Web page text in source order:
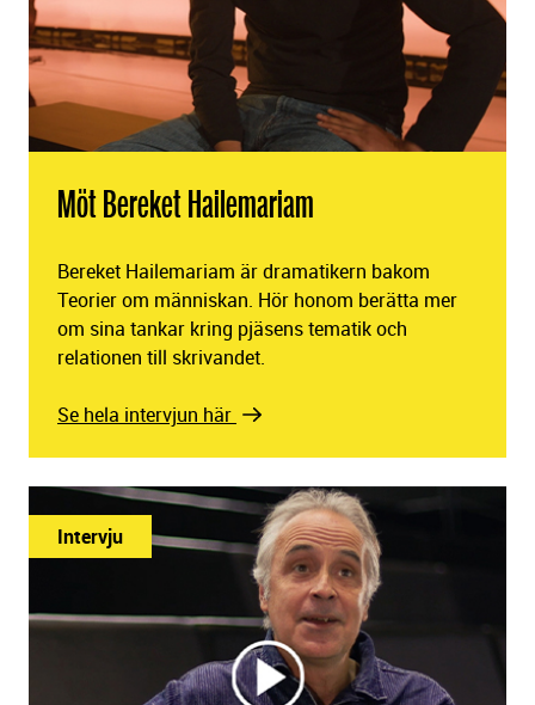
Möt Bereket Hailemariam
Bereket Hailemariam är dramatikern bakom
Teorier om människan. Hör honom berätta mer
om sina tankar kring pjäsens tematik och
relationen till skrivandet.
Se hela intervjun här
Intervju